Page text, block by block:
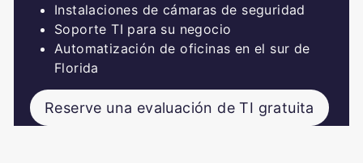
Instalaciones de cámaras de seguridad
Soporte TI para su negocio
Automatización de oficinas en el sur de
Florida
Reserve una evaluación de TI gratuita